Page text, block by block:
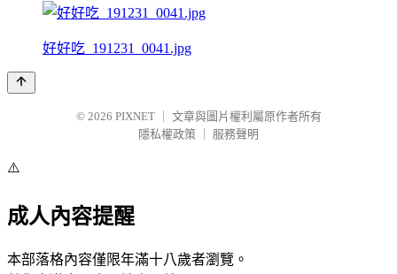
好好吃_191231_0041.jpg
© 2026 PIXNET
文章與圖片權利屬原作者所有
隱私權政策
服務聲明
⚠️
成人內容提醒
本部落格內容僅限年滿十八歲者瀏覽。